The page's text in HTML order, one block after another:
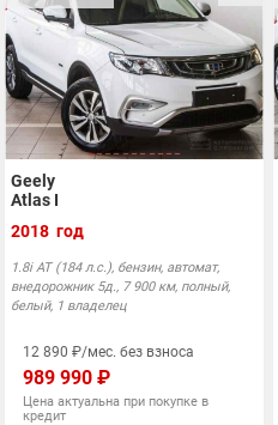
Geely
Atlas I
2018 год
1.8i АТ (184 л.с.), бензин, автомат,
внедорожник 5д., 7 900 км, полный,
белый, 1 владелец
12 890 ₽/мес. без взноса
989 990 ₽
Цена актуальна при покупке в
кредит